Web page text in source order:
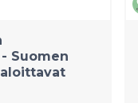
Suomen